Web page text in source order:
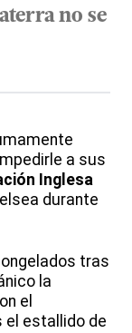
no se
a sus
Inglesa
durante
tras
la
el
el estallido de